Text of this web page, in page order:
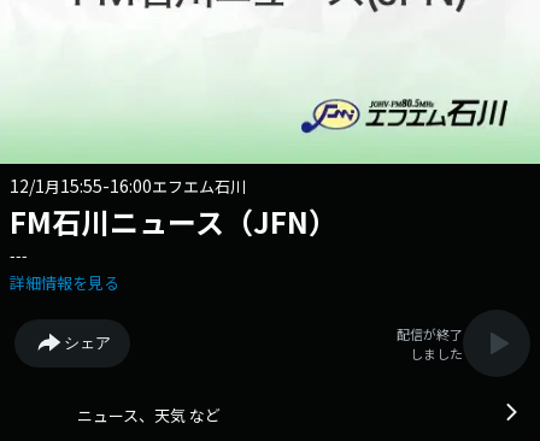
12/1月15:55-16:00エフエム石川
FM石川ニュース（JFN）
---
詳細情報を見る
シェア
配信が終了
しました
ニュース、天気 など